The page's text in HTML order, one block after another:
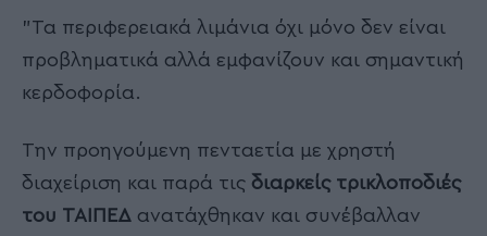
"Τα περιφερειακά λιμάνια όχι μόνο δεν είναι
προβληματικά αλλά εμφανίζουν και σημαντική
κερδοφορία.
Την προηγούμενη πενταετία με χρηστή
διαχείριση και παρά τις διαρκείς τρικλοποδιές
του ΤΑΙΠΕΔ ανατάχθηκαν και συνέβαλλαν